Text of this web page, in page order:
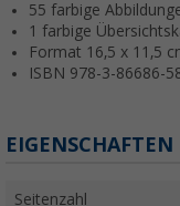
55 farbige
1 farbige
Format 16,5 x 11,5
ISBN 978-3-86686-
EIGENSCHAFTEN
Seitenzahl